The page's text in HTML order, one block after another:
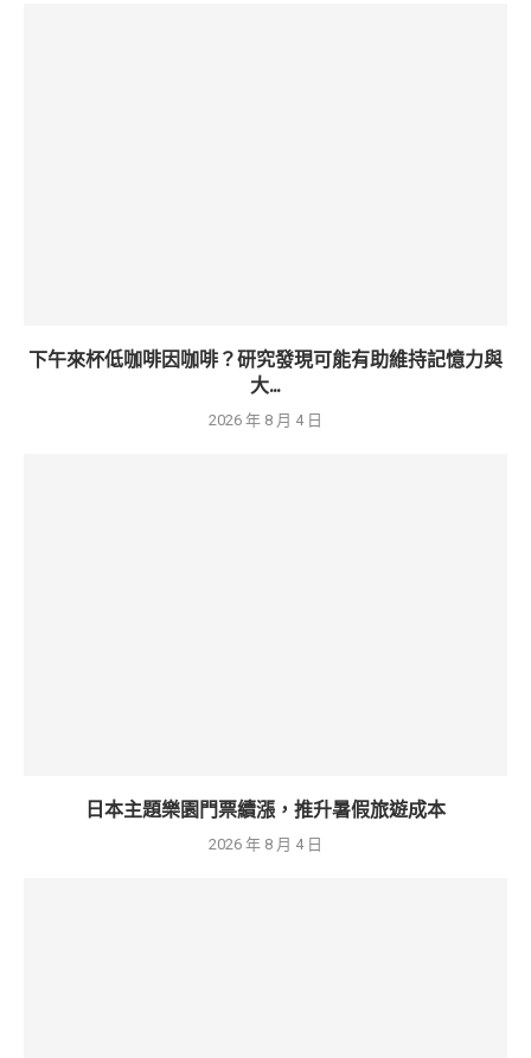
下午來杯低咖啡因咖啡？研究發現可能有助維持記憶力與
大...
2026 年 8 月 4 日
日本主題樂園門票續漲，推升暑假旅遊成本
2026 年 8 月 4 日